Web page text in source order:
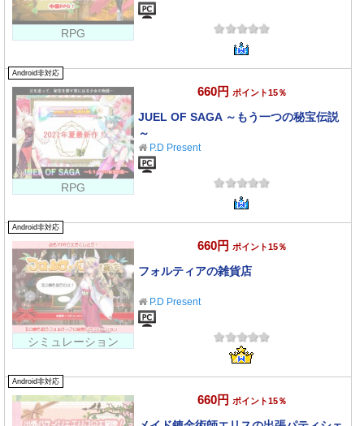
RPG
Android非対応
RPG
660円 ポイント15％
JUEL OF SAGA ～もう一つの秘宝伝説
～
P.D Present
Android非対応
シミュレーション
660円 ポイント15％
フォルティアの雑貨店
P.D Present
Android非対応
660円 ポイント15％